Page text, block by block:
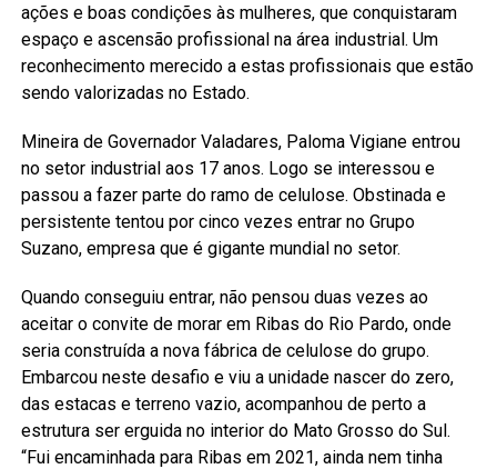
ações e boas condições às mulheres, que conquistaram
espaço e ascensão profissional na área industrial. Um
reconhecimento merecido a estas profissionais que estão
sendo valorizadas no Estado.
Mineira de Governador Valadares, Paloma Vigiane entrou
no setor industrial aos 17 anos. Logo se interessou e
passou a fazer parte do ramo de celulose. Obstinada e
persistente tentou por cinco vezes entrar no Grupo
Suzano, empresa que é gigante mundial no setor.
Quando conseguiu entrar, não pensou duas vezes ao
aceitar o convite de morar em Ribas do Rio Pardo, onde
seria construída a nova fábrica de celulose do grupo.
Embarcou neste desafio e viu a unidade nascer do zero,
das estacas e terreno vazio, acompanhou de perto a
estrutura ser erguida no interior do Mato Grosso do Sul.
“Fui encaminhada para Ribas em 2021, ainda nem tinha